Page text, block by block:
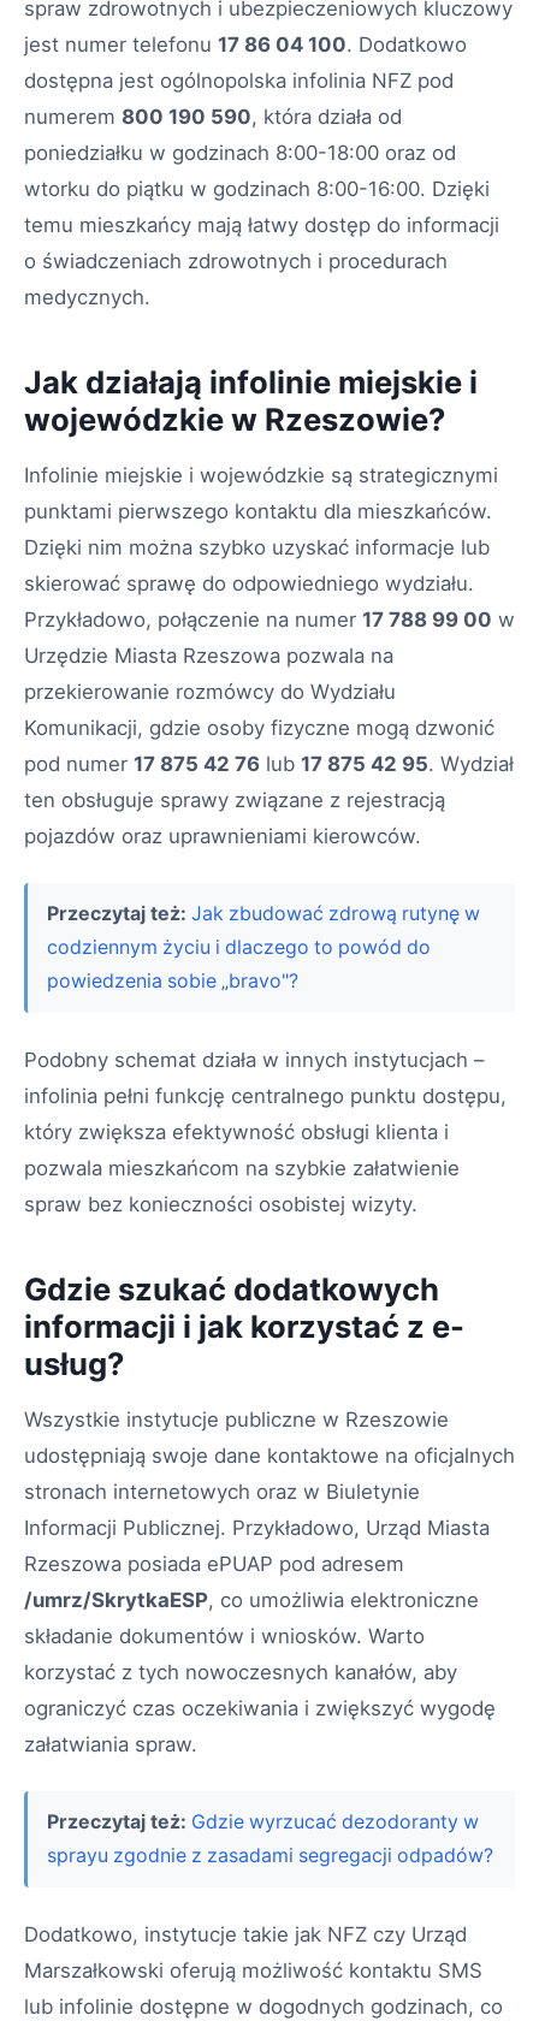
spraw zdrowotnych i ubezpieczeniowych kluczowy
jest numer telefonu 17 86 04 100. Dodatkowo
dostępna jest ogólnopolska infolinia NFZ pod
numerem 800 190 590, która działa od
poniedziałku w godzinach 8:00-18:00 oraz od
wtorku do piątku w godzinach 8:00-16:00. Dzięki
temu mieszkańcy mają łatwy dostęp do informacji
o świadczeniach zdrowotnych i procedurach
medycznych.
Jak działają infolinie miejskie i
wojewódzkie w Rzeszowie?
Infolinie miejskie i wojewódzkie są strategicznymi
punktami pierwszego kontaktu dla mieszkańców.
Dzięki nim można szybko uzyskać informacje lub
skierować sprawę do odpowiedniego wydziału.
Przykładowo, połączenie na numer 17 788 99 00 w
Urzędzie Miasta Rzeszowa pozwala na
przekierowanie rozmówcy do Wydziału
Komunikacji, gdzie osoby fizyczne mogą dzwonić
pod numer 17 875 42 76 lub 17 875 42 95. Wydział
ten obsługuje sprawy związane z rejestracją
pojazdów oraz uprawnieniami kierowców.
Przeczytaj też: Jak zbudować zdrową rutynę w
codziennym życiu i dlaczego to powód do
powiedzenia sobie „bravo"?
Podobny schemat działa w innych instytucjach –
infolinia pełni funkcję centralnego punktu dostępu,
który zwiększa efektywność obsługi klienta i
pozwala mieszkańcom na szybkie załatwienie
spraw bez konieczności osobistej wizyty.
Gdzie szukać dodatkowych
informacji i jak korzystać z e-
usług?
Wszystkie instytucje publiczne w Rzeszowie
udostępniają swoje dane kontaktowe na oficjalnych
stronach internetowych oraz w Biuletynie
Informacji Publicznej. Przykładowo, Urząd Miasta
Rzeszowa posiada ePUAP pod adresem
/umrz/SkrytkaESP, co umożliwia elektroniczne
składanie dokumentów i wniosków. Warto
korzystać z tych nowoczesnych kanałów, aby
ograniczyć czas oczekiwania i zwiększyć wygodę
załatwiania spraw.
Przeczytaj też: Gdzie wyrzucać dezodoranty w
sprayu zgodnie z zasadami segregacji odpadów?
Dodatkowo, instytucje takie jak NFZ czy Urząd
Marszałkowski oferują możliwość kontaktu SMS
lub infolinie dostępne w dogodnych godzinach, co